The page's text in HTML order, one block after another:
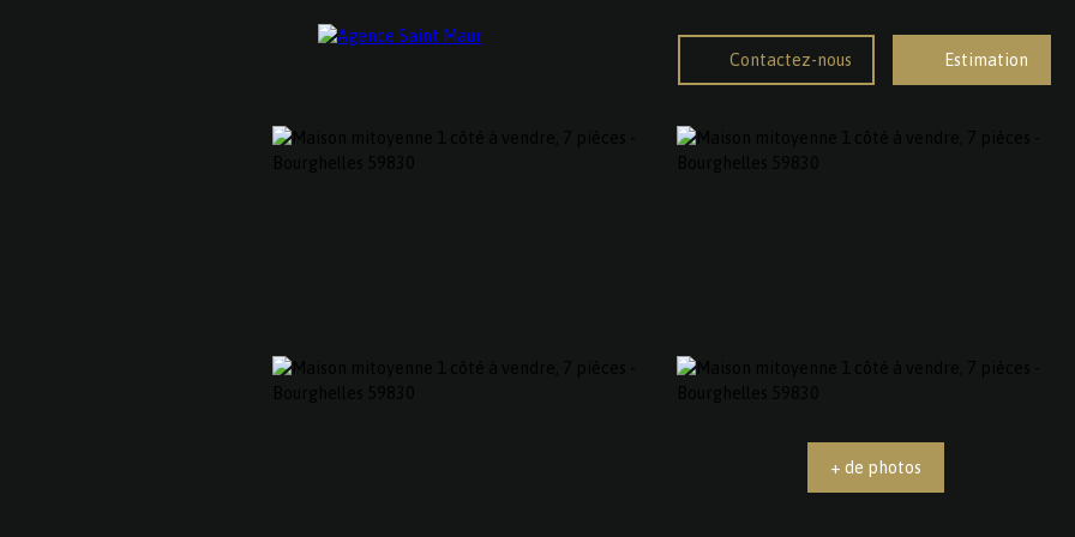
Contactez-nous Estimation
+ de photos